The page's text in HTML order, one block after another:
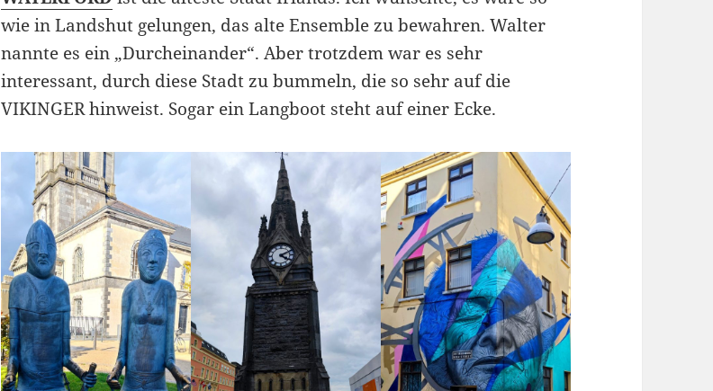
wie in Landshut gelungen, das alte Ensemble zu bewahren. Walter
nannte es ein „Durcheinander“. Aber trotzdem war es sehr
interessant, durch diese Stadt zu bummeln, die so sehr auf die
VIKINGER hinweist. Sogar ein Langboot steht auf einer Ecke.